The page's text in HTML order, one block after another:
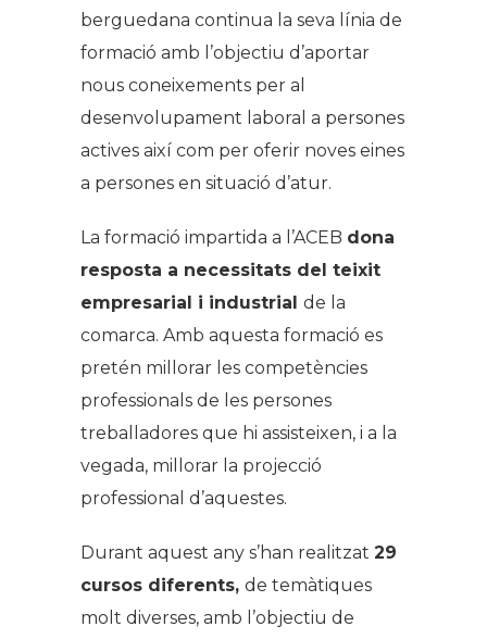
berguedana continua la seva línia de
formació amb l’objectiu d’aportar
nous coneixements per al
desenvolupament laboral a persones
actives així com per oferir noves eines
a persones en situació d’atur.
La formació impartida a l’ACEB dona
resposta a necessitats del teixit
empresarial i industrial de la
comarca. Amb aquesta formació es
pretén millorar les competències
professionals de les persones
treballadores que hi assisteixen, i a la
vegada, millorar la projecció
professional d’aquestes.
Durant aquest any s’han realitzat 29
cursos diferents, de temàtiques
molt diverses, amb l’objectiu de